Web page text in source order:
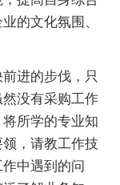
的文化氛围、
进的步伐，只
没有采购工作
所学的专业知
，请教工作技
中遇到的问